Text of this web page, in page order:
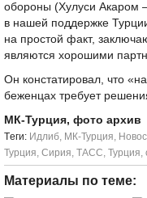
обороны (Хулуси Акаром
в нашей поддержке
на простой факт,
являются хорошими
Он констатировал, что
беженцах требует
МК-Турция, фото архив
Tеги: Идлиб, МК-Турция,
Турция, Сирия, ТАСС, Турция,
Материалы по теме: